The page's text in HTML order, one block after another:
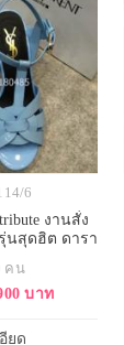
6
งานสั่ง
นสุดฮิต ดารา
คน
บาท
ยด